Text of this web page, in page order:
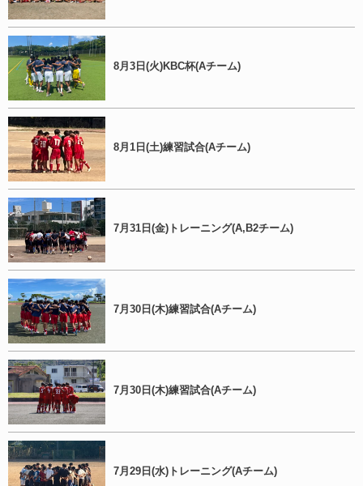
8月3日(火)KBC杯(Aチーム)
8月1日(土)練習試合(Aチーム)
7月31日(金)トレーニング(A,B2チーム)
7月30日(木)練習試合(Aチーム)
7月30日(木)練習試合(Aチーム)
7月29日(水)トレーニング(Aチーム)